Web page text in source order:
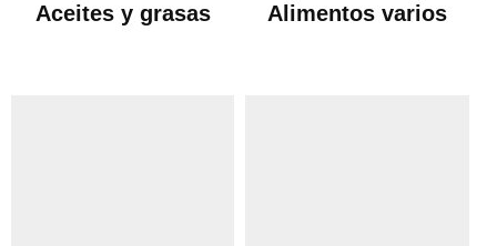
Aceites y grasas Alimentos varios